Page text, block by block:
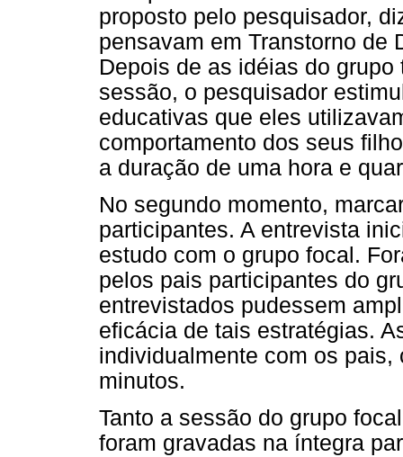
proposto pelo pesquisador,
pensavam em Transtorno de
Depois de as idéias do
sessão, o pesquisador
educativas que eles
comportamento dos seus
a duração de uma hora e
No segundo momento,
participantes. A entrevista
estudo com o grupo focal.
pelos pais participantes do
entrevistados pudessem
eficácia de tais estratégias.
individualmente com os
minutos.
Tanto a sessão do grupo
foram gravadas na íntegra